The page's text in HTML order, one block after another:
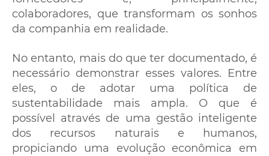
colaboradores, que transformam os sonhos
da companhia em realidade.
No entanto, mais do que ter documentado, é
necessário demonstrar esses valores. Entre
eles, o de adotar uma política de
sustentabilidade mais ampla. O que é
possível através de uma gestão inteligente
dos recursos naturais e humanos,
propiciando uma evolução econômica em